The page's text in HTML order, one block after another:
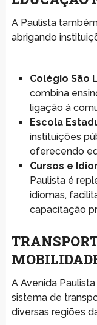
A Paulista
abrigando
Colégio São
combina
ligação à
Escola
instituições
oferecendo
Cursos e
Paulista é
idiomas,
capacitação
A Avenida
sistema de
diversas regiões